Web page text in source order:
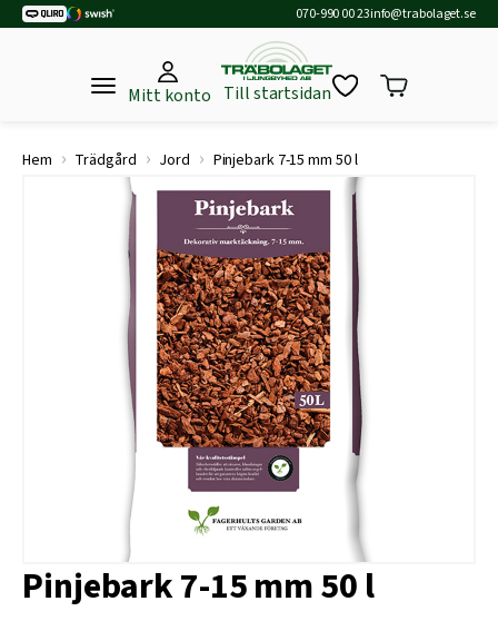
070-990 00 23info@trabolaget.se
Mitt konto Till startsidan
Hem › Trädgård › Jord › Pinjebark 7-15 mm 50 l
Pinjebark 7-15 mm 50 l